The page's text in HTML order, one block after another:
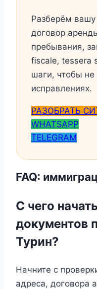
Разберём
договор
пребывания,
fiscale, tessera
шаги, чтобы не
исправлениях.
РАЗОБРАТЬ
WHATSAPP
TELEGRAM
FAQ:
С чего
документов
Турин?
Начните с
адреса, договора